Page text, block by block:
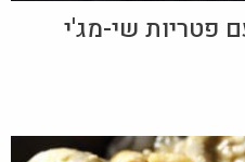
פטריות שי-מג'י